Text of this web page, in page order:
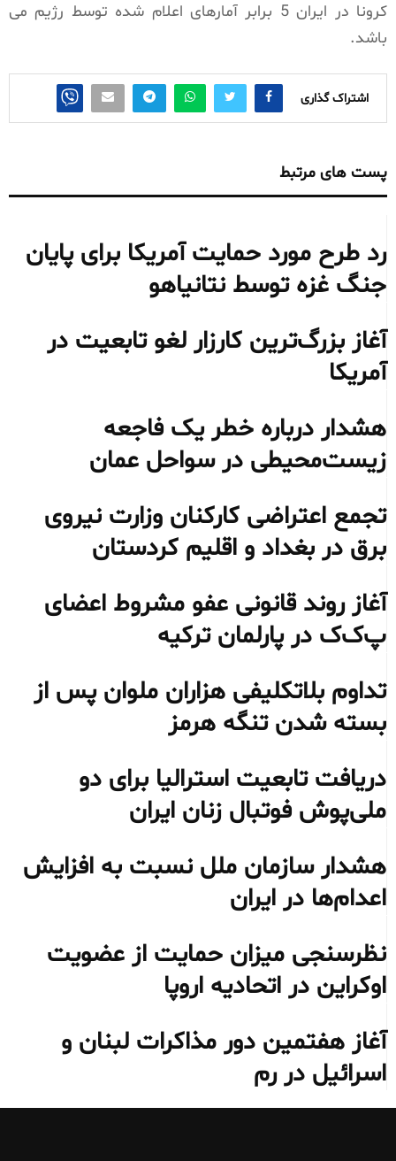
کرونا در ایران 5 برابر آمارهای اعلام شده توسط رژیم می
باشد.
اشتراک گذاری
پست های مرتبط
رد طرح مورد حمایت آمریکا برای پایان
جنگ غزه توسط نتانیاهو
آغاز بزرگ‌ترین کارزار لغو تابعیت در
آمریکا
هشدار درباره خطر یک فاجعه
زیست‌محیطی در سواحل عمان
تجمع اعتراضی کارکنان وزارت نیروی
برق در بغداد و اقلیم کردستان
آغاز روند قانونی عفو مشروط اعضای
پ‌ک‌ک در پارلمان ترکیه
تداوم بلاتکلیفی هزاران ملوان پس از
بسته شدن تنگه هرمز
دریافت تابعیت استرالیا برای دو
ملی‌پوش فوتبال زنان ایران
هشدار سازمان ملل نسبت به افزایش
اعدام‌ها در ایران
نظرسنجی میزان حمایت از عضویت
اوکراین در اتحادیه اروپا
آغاز هفتمین دور مذاکرات لبنان و
اسرائیل در رم